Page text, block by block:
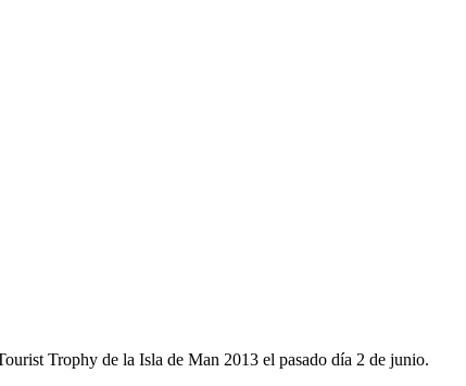
Trophy de la Isla de Man 2013 el pasado día 2 de junio.